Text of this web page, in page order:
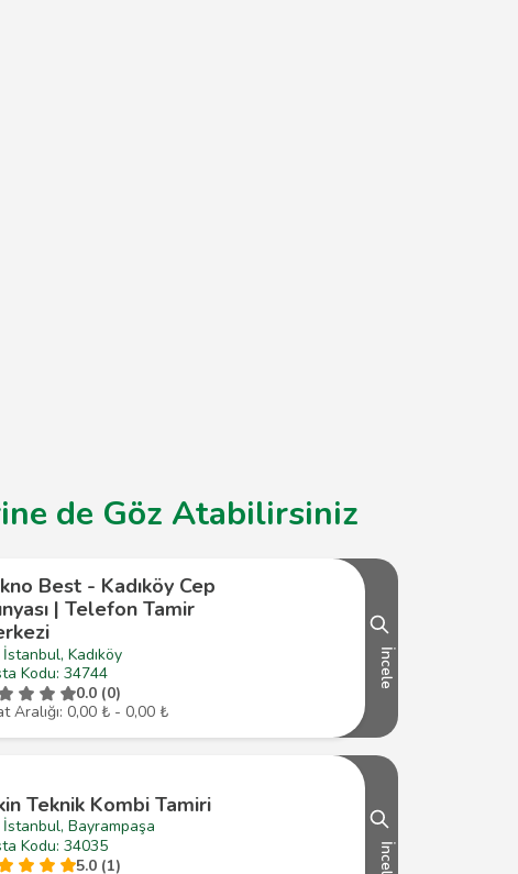
de Göz Atabilirsiniz
Best - Kadıköy Cep
| Telefon Tamir
İstanbul, Kadıköy
Kodu: 34744
0.0 (0)
Aralığı: 0,00 ₺ - 0,00 ₺
İncele
Teknik Kombi Tamiri
İstanbul, Bayrampaşa
Kodu: 34035
5.0 (1)
İncele